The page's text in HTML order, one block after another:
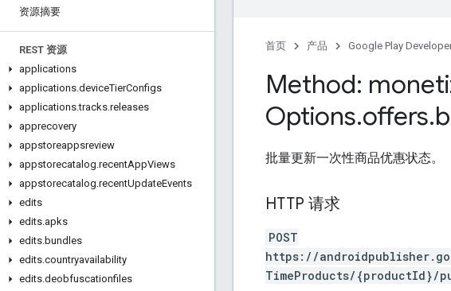
资源摘要
REST 资源
applications
applications.deviceTierConfigs
applications.tracks.releases
apprecovery
appstoreappsreview
appstorecatalog.recentAppViews
appstorecatalog.recentUpdateEvents
edits
edits.apks
edits.bundles
edits.countryavailability
edits.deobfuscationfiles
首页 产品 Google Play
Method:
Options.offers.
批量更新一次性商品优惠状态。
HTTP 请求
POST
https://
TimeProducts/{productId}/